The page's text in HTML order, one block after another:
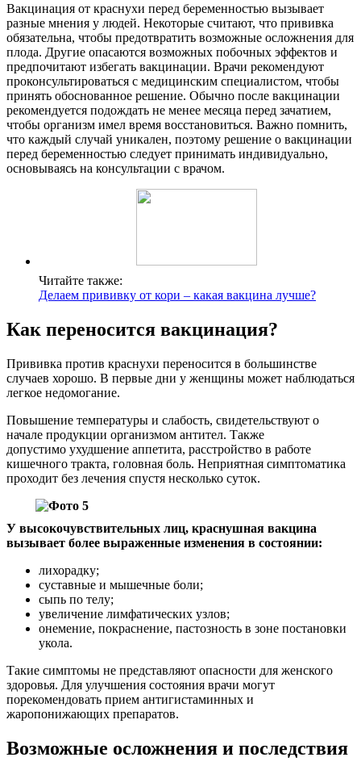
Вакцинация от краснухи перед беременностью вызывает
разные мнения у людей. Некоторые считают, что прививка
обязательна, чтобы предотвратить возможные осложнения для
плода. Другие опасаются возможных побочных эффектов и
предпочитают избегать вакцинации. Врачи рекомендуют
проконсультироваться с медицинским специалистом, чтобы
принять обоснованное решение. Обычно после вакцинации
рекомендуется подождать не менее месяца перед зачатием,
чтобы организм имел время восстановиться. Важно помнить,
что каждый случай уникален, поэтому решение о вакцинации
перед беременностью следует принимать индивидуально,
основываясь на консультации с врачом.
Читайте также:
Делаем прививку от кори – какая вакцина лучше?
Как переносится вакцинация?
Прививка против краснухи переносится в большинстве
случаев хорошо. В первые дни у женщины может наблюдаться
легкое недомогание.
Повышение температуры и слабость, свидетельствуют о
начале продукции организмом антител. Также
допустимо ухудшение аппетита, расстройство в работе
кишечного тракта, головная боль. Неприятная симптоматика
проходит без лечения спустя несколько суток.
У высокочувствительных лиц, краснушная вакцина
вызывает более выраженные изменения в состоянии:
лихорадку;
суставные и мышечные боли;
сыпь по телу;
увеличение лимфатических узлов;
онемение, покраснение, пастозность в зоне постановки
укола.
Такие симптомы не представляют опасности для женского
здоровья. Для улучшения состояния врачи могут
порекомендовать прием антигистаминных и
жаропонижающих препаратов.
Возможные осложнения и последствия